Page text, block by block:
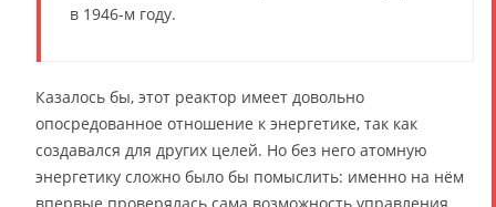
в 1946-м году.
Казалось бы, этот реактор имеет довольно
опосредованное отношение к энергетике, так как
создавался для других целей. Но без него атомную
энергетику сложно было бы помыслить: именно на нём